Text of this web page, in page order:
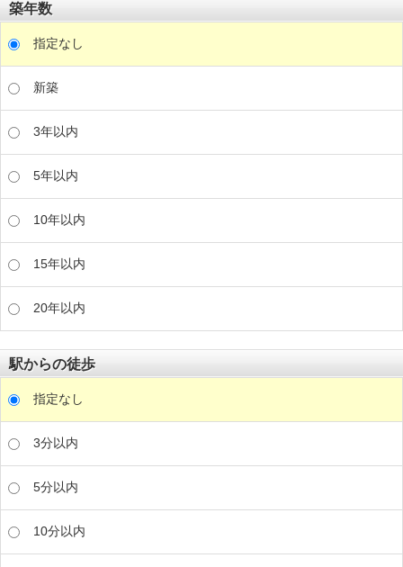
築年数
指定なし
新築
3年以内
5年以内
10年以内
15年以内
20年以内
駅からの徒歩
指定なし
3分以内
5分以内
10分以内